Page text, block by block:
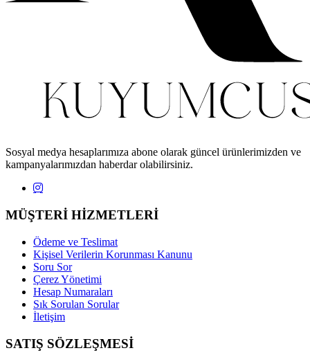
Sosyal medya hesaplarımıza abone olarak güncel ürünlerimizden ve
kampanyalarımızdan haberdar olabilirsiniz.
MÜŞTERİ HİZMETLERİ
Ödeme ve Teslimat
Kişisel Verilerin Korunması Kanunu
Soru Sor
Çerez Yönetimi
Hesap Numaraları
Sık Sorulan Sorular
İletişim
SATIŞ SÖZLEŞMESİ